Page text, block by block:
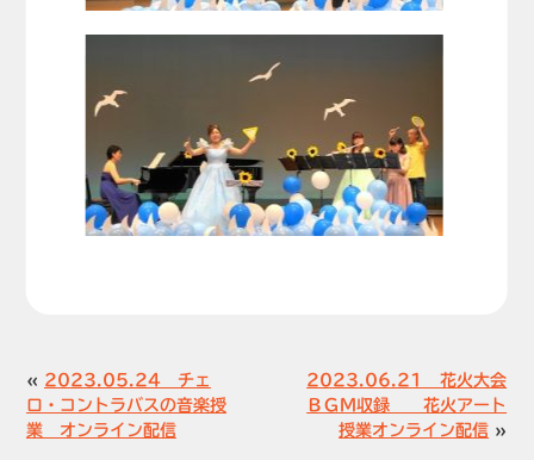
« 2023.05.24 チェ
ロ・コントラバスの音楽授
業 オンライン配信
2023.06.21 花火大会
ＢＧＭ収録 花火アート
授業オンライン配信 »